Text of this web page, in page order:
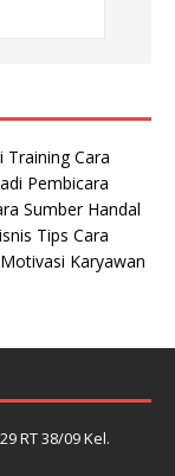
Cara
Pembicara
Sumber Handal
Tips Cara
Karyawan
RT 38/09 Kel.